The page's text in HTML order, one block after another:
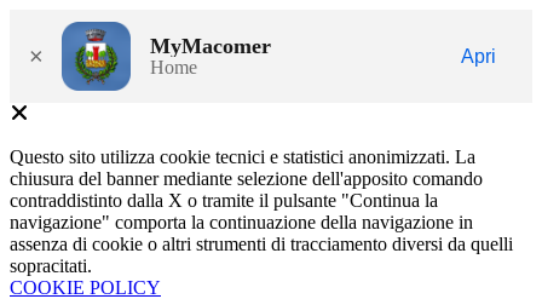
× MyMacomer
Home
Apri
Questo sito utilizza cookie tecnici e statistici anonimizzati. La
chiusura del banner mediante selezione dell'apposito comando
contraddistinto dalla X o tramite il pulsante "Continua la
navigazione" comporta la continuazione della navigazione in
assenza di cookie o altri strumenti di tracciamento diversi da quelli
sopracitati.
COOKIE POLICY